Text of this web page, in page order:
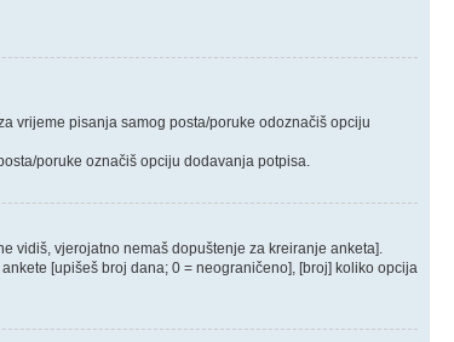
vrijeme pisanja samog posta/poruke odoznačiš opciju
poruke označiš opciju dodavanja potpisa.
vidiš, vjerojatno nemaš dopuštenje za kreiranje anketa].
[upišeš broj dana; 0 = neograničeno], [broj] koliko opcija